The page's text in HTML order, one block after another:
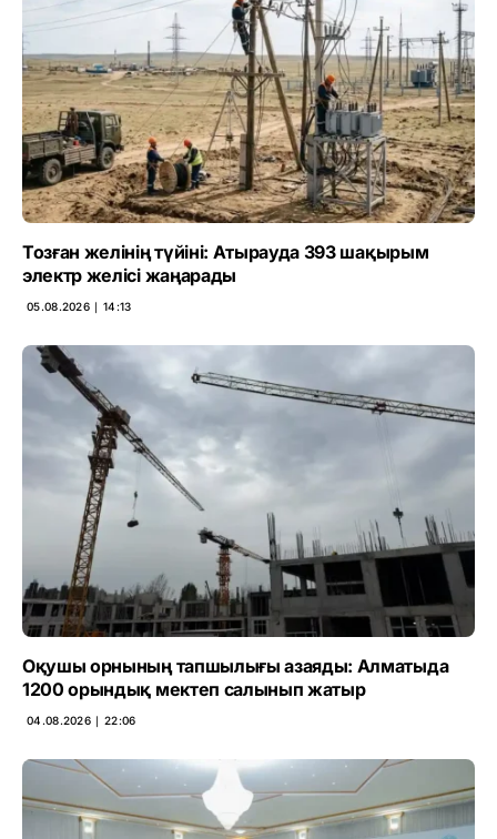
Тозған желінің түйіні: Атырауда 393 шақырым
электр желісі жаңарады
05.08.2026 ∣ 14:13
Оқушы орнының тапшылығы азаяды: Алматыда
1200 орындық мектеп салынып жатыр
04.08.2026 ∣ 22:06